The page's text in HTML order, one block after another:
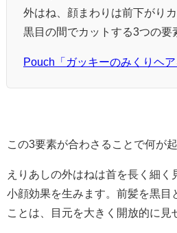
外はね、顔まわりは前下がり
黒目の間でカットする3つの要
Pouch「ガッキーのみくりヘア
この3要素が合わさることで何が
えりあしの外はねは首を長く細く
小顔効果を生みます。前髪を黒目
ことは、目元を大きく開放的に見